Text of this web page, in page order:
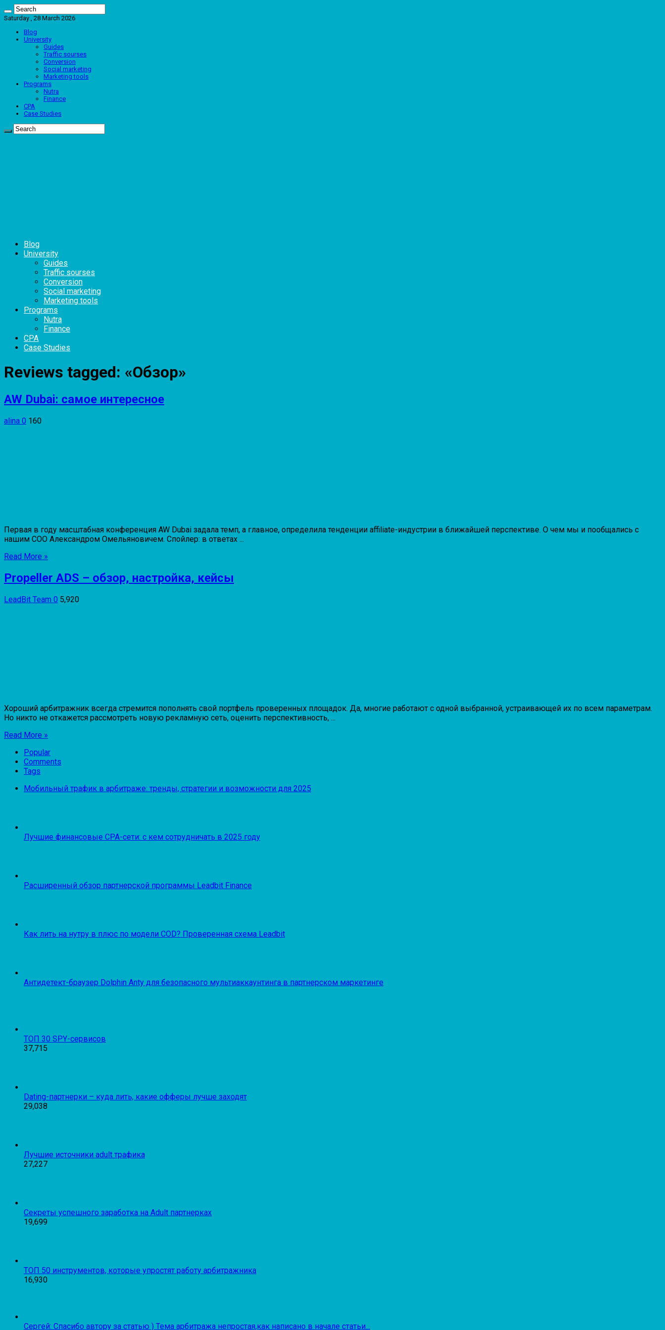
Saturday , 28 March 2026
Blog
University
Guides
Traffic sourses
Conversion
Social marketing
Marketing tools
Programs
Nutra
Finance
CPA
Case Studies
Blog
University
Guides
Traffic sourses
Conversion
Social marketing
Marketing tools
Programs
Nutra
Finance
CPA
Case Studies
Reviews tagged: «Обзор»
AW Dubai: самое интересное
alina 0 160
Первая в году масштабная конференция AW Dubai задала темп, а главное, определила тенденции affiliate-индустрии в ближайшей перспективе. О чем мы и пообщались с
нашим СОО Александром Омельяновичем. Спойлер: в ответах ...
Read More »
Propeller ADS – обзор, настройка, кейсы
LeadBit Team 0 5,920
Хороший арбитражник всегда стремится пополнять свой портфель проверенных площадок. Да, многие работают с одной выбранной, устраивающей их по всем параметрам.
Но никто не откажется рассмотреть новую рекламную сеть, оценить перспективность, ...
Read More »
Popular
Comments
Tags
Мобильный трафик в арбитраже: тренды, стратегии и возможности для 2025
Лучшие финансовые CPA-сети: с кем сотрудничать в 2025 году
Расширенный обзор партнерской программы Leadbit Finance
Как лить на нутру в плюс по модели COD? Проверенная схема Leadbit
Антидетект-браузер Dolphin Anty для безопасного мультиаккаунтинга в партнерском маркетинге
ТОП 30 SPY-сервисов
37,715
Dating-партнерки – куда лить, какие офферы лучше заходят
29,038
Лучшие источники adult трафика
27,227
Секреты успешного заработка на Adult партнерках
19,699
ТОП 50 инструментов, которые упростят работу арбитражника
16,930
Сергей: Спасибо автору за статью ) Тема арбитража непростая,как написано в начале статьи...